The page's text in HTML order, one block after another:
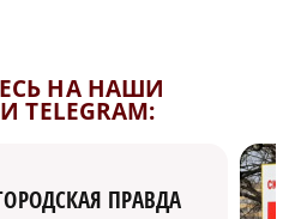
НА НАШИ
ПРАВДА